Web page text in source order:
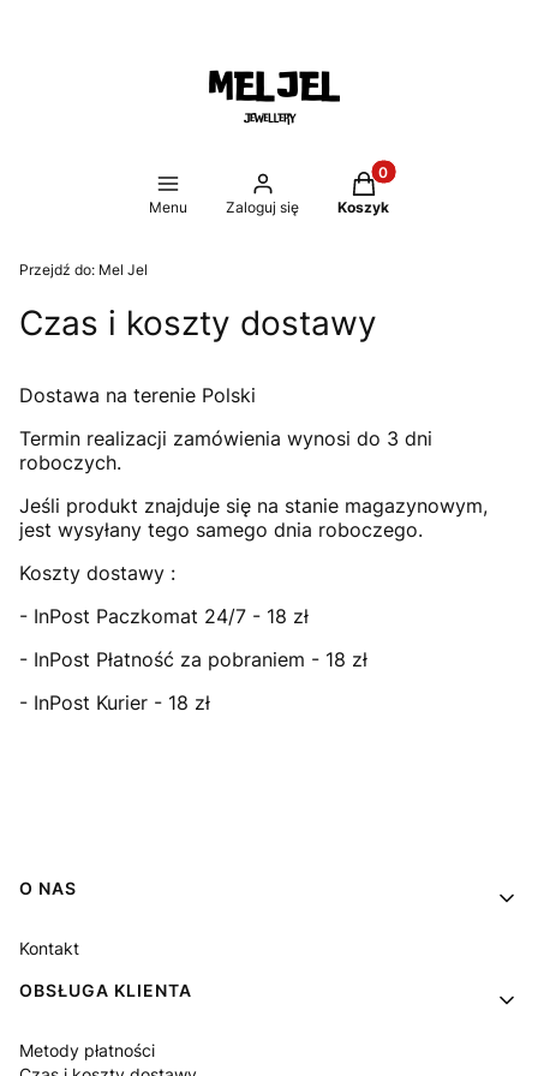
Menu Zaloguj się
Produkty w
Koszyk
Przejdź do: Mel Jel
Czas i koszty dostawy
Dostawa na terenie Polski
Termin realizacji zamówienia wynosi do 3 dni
roboczych.
Jeśli produkt znajduje się na stanie magazynowym,
jest wysyłany tego samego dnia roboczego.
Koszty dostawy :
- InPost Paczkomat 24/7 - 18 zł
- InPost Płatność za pobraniem - 18 zł
- InPost Kurier - 18 zł
Linki w stopce
O NAS
Kontakt
OBSŁUGA KLIENTA
Metody płatności